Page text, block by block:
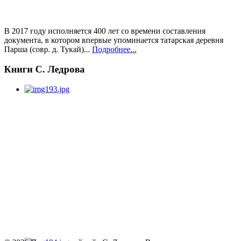
В 2017 году исполняется 400 лет со времени составления
документа, в котором впервые упоминается татарская деревня
Парша (совр. д. Тукай)... Подробнее...
Книги С. Ледрова